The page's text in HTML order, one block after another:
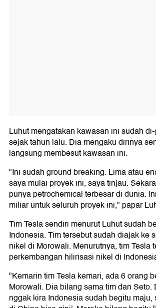
Luhut mengatakan kawasan ini sudah
sejak tahun lalu. Dia mengaku dirinya
langsung membesut kawasan ini.
"Ini sudah ground breaking. Lima atau
saya mulai proyek ini, saya tinjau.
punya petrochemical terbesar di dunia.
miliar untuk seluruh proyek ini," papar
Tim Tesla sendiri menurut Luhut sudah
Indonesia. Tim tersebut sudah diajak ke
nikel di Morowali. Menurutnya, tim Tesla
perkembangan hilirisasi nikel di
"Kemarin tim Tesla kemari, ada 6 orang
Morowali. Dia bilang sama tim dan
nggak kira Indonesia sudah begitu